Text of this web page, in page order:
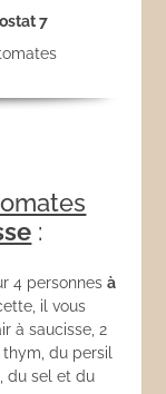
7
:
4 personnesà
il vous
à saucisse, 2
du persil
du sel et du